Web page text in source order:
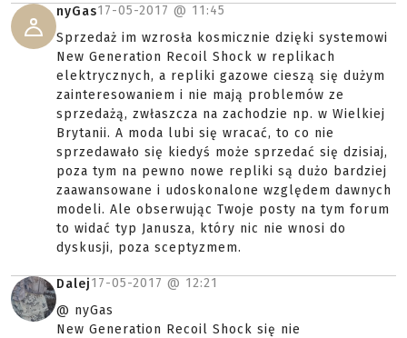
nyGas17-05-2017 @ 11:45
Sprzedaż im wzrosła kosmicznie dzięki systemowi
New Generation Recoil Shock w replikach
elektrycznych, a repliki gazowe cieszą się dużym
zainteresowaniem i nie mają problemów ze
sprzedażą, zwłaszcza na zachodzie np. w Wielkiej
Brytanii. A moda lubi się wracać, to co nie
sprzedawało się kiedyś może sprzedać się dzisiaj,
poza tym na pewno nowe repliki są dużo bardziej
zaawansowane i udoskonalone względem dawnych
modeli. Ale obserwując Twoje posty na tym forum
to widać typ Janusza, który nic nie wnosi do
dyskusji, poza sceptyzmem.
Dalej17-05-2017 @ 12:21
@ nyGas
New Generation Recoil Shock się nie